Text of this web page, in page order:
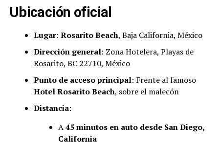
Ubicación oficial
Lugar: Rosarito Beach, Baja California, México
Dirección general: Zona Hotelera, Playas de
Rosarito, BC 22710, México
Punto de acceso principal: Frente al famoso
Hotel Rosarito Beach, sobre el malecón
Distancia:
A45 minutos en auto desde San Diego,
California